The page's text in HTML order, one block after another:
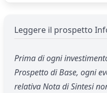
Leggere il prospetto
Prima di ogni
Prospetto di Base, ogni
relativa Nota di Sintesi